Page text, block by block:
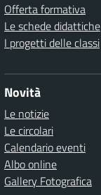
Offerta formativa
Le schede didattiche
I progetti delle classi
Novità
Le notizie
Le circolari
Calendario eventi
Albo online
Gallery Fotografica